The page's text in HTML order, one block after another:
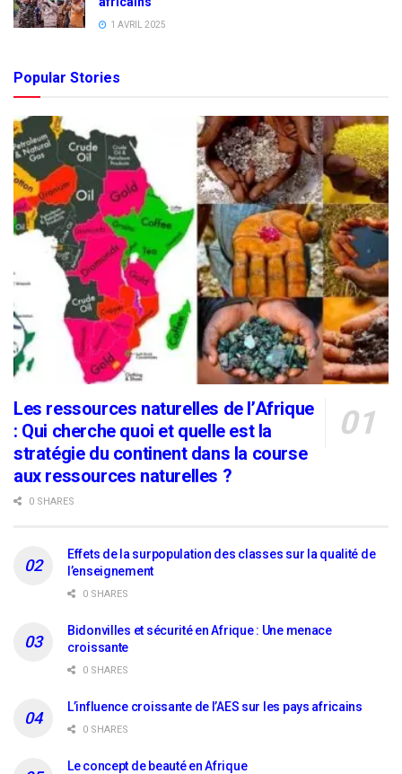
1 AVRIL 2025
Popular Stories
Les ressources naturelles de l’Afrique
: Qui cherche quoi et quelle est la
stratégie du continent dans la course
aux ressources naturelles ?
0 SHARES
Effets de la surpopulation des classes sur la qualité de
l’enseignement
0 SHARES
Bidonvilles et sécurité en Afrique : Une menace
croissante
0 SHARES
L’influence croissante de l’AES sur les pays africains
0 SHARES
Le concept de beauté en Afrique